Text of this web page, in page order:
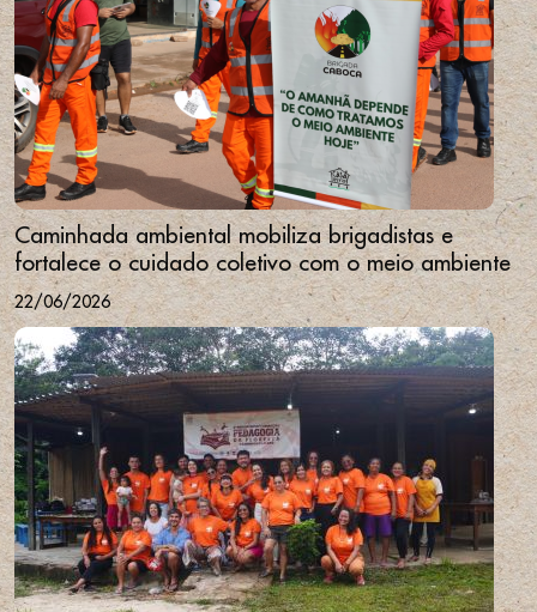
Caminhada ambiental mobiliza brigadistas e
fortalece o cuidado coletivo com o meio ambiente
22/06/2026